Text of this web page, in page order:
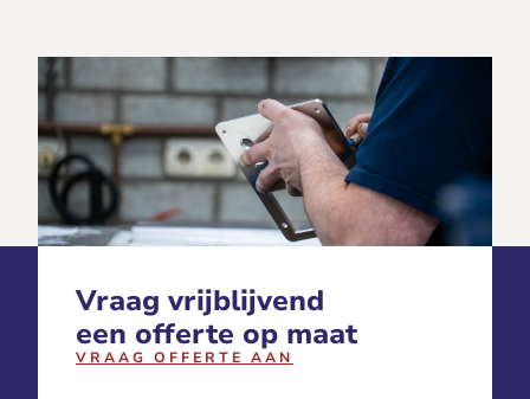
Vraag vrijblijvend
een offerte op maat
VRAAG OFFERTE AAN